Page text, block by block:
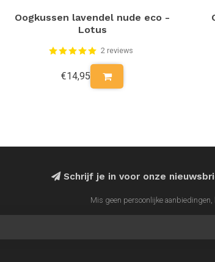
Oogkussen lavendel nude eco -
Lotus
2 reviews
€14,95
Schrijf je in voor onze
Mis geen persoonlijke aanbiedingen,